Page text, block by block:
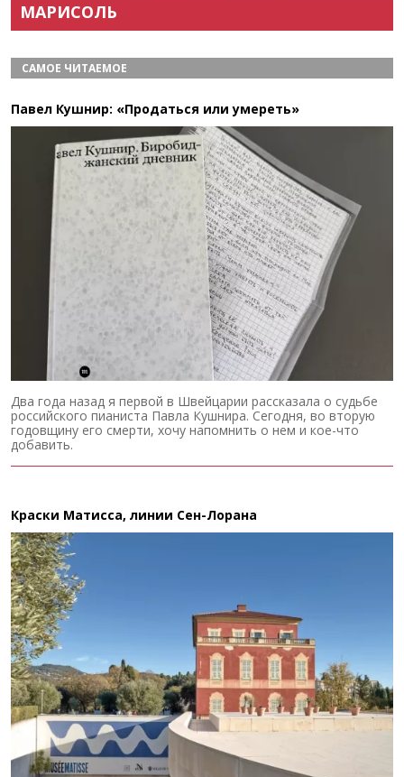
МАРИСОЛЬ
САМОЕ ЧИТАЕМОЕ
Павел Кушнир: «Продаться или умереть»
Два года назад я первой в Швейцарии рассказала о судьбе
российского пианиста Павла Кушнира. Сегодня, во вторую
годовщину его смерти, хочу напомнить о нем и кое-что
добавить.
Краски Матисса, линии Сен-Лорана